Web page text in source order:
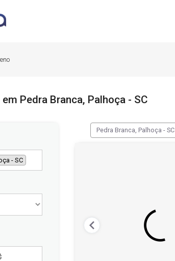
Pedra Branca, Palhoça - SC
- SC
Pedra Branca, Palhoça - SC